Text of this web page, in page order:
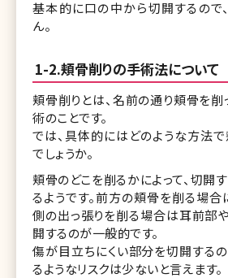
基本的に口の中から切開するので
ん。
1-2.頬骨削りの手術法について
頬骨削りとは、名前の通り頬骨を
術のことです。
では、具体的にはどのような方法
でしょうか。
頬骨のどこを削るかによって、切開
るようです。前方の頬骨を削る場
側の出っ張りを削る場合は耳前部
開するのが一般的です。
傷が目立ちにくい部分を切開する
るようなリスクは少ないと言えます。